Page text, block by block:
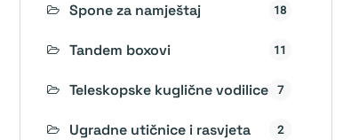
Spone za namještaj 18
Tandem boxovi 11
Teleskopske kuglične vodilice 7
Ugradne utičnice i rasvjeta 2